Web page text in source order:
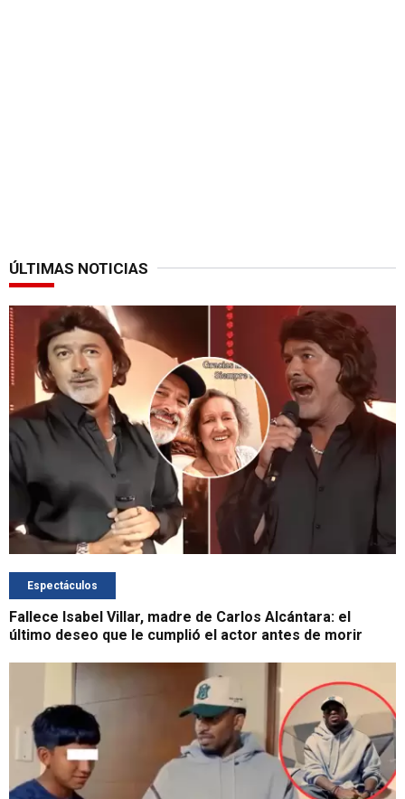
ÚLTIMAS NOTICIAS
Espectáculos
Fallece Isabel Villar, madre de Carlos Alcántara: el
último deseo que le cumplió el actor antes de morir